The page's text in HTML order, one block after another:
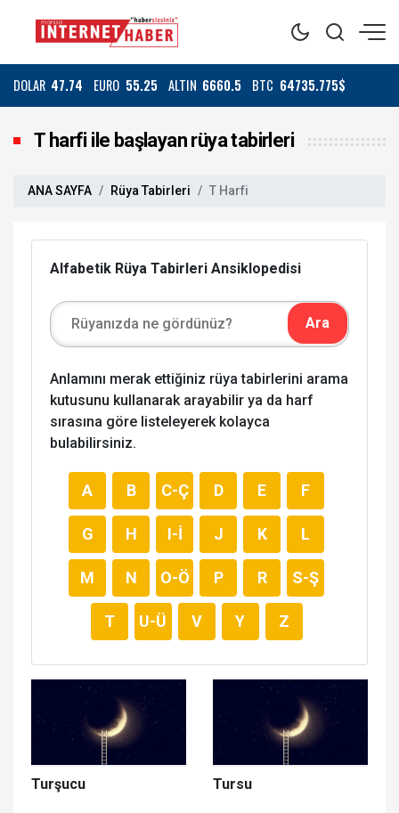
DOLAR 47.74 EURO 55.25 ALTIN 6660.5 BTC 64735.775$
T harfi ile başlayan rüya tabirleri
ANA SAYFA Rüya Tabirleri T Harfi
Alfabetik Rüya Tabirleri Ansiklopedisi
Anlamını merak ettiğiniz rüya tabirlerini arama
kutusunu kullanarak arayabilir ya da harf
sırasına göre listeleyerek kolayca
bulabilirsiniz.
A B C-Ç D E F
G H I-İ J K L
M N O-Ö P R S-Ş
T U-Ü V Y Z
Turşucu Tursu